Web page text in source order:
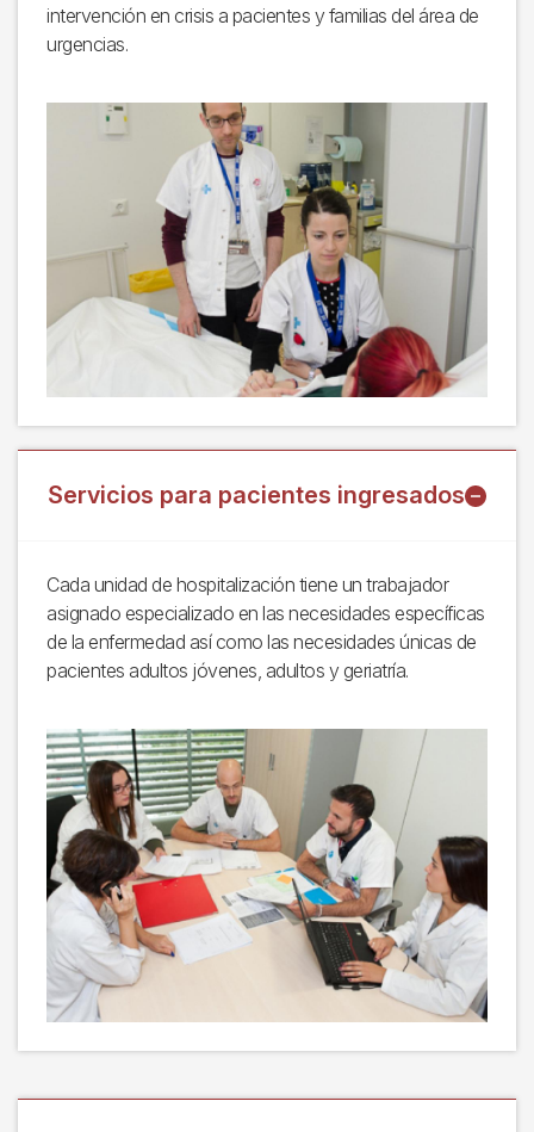
intervención en crisis a pacientes y familias del área de
urgencias.
Servicios para pacientes ingresados
Cada unidad de hospitalización tiene un trabajador
asignado especializado en las necesidades específicas
de la enfermedad así como las necesidades únicas de
pacientes adultos jóvenes, adultos y geriatría.